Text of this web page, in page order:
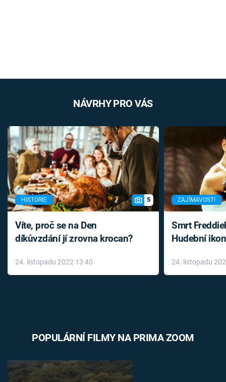
NÁVRHY PRO VÁS
HISTORIE 5
Víte, proč se na Den
díkůvzdání jí zrovna krocan?
24. listopadu 2022 13:40
ZAJÍMAVOSTI
Smrt
Hudební
léky
24. listopadu
POPULÁRNÍ FILMY NA PRIMA ZOOM